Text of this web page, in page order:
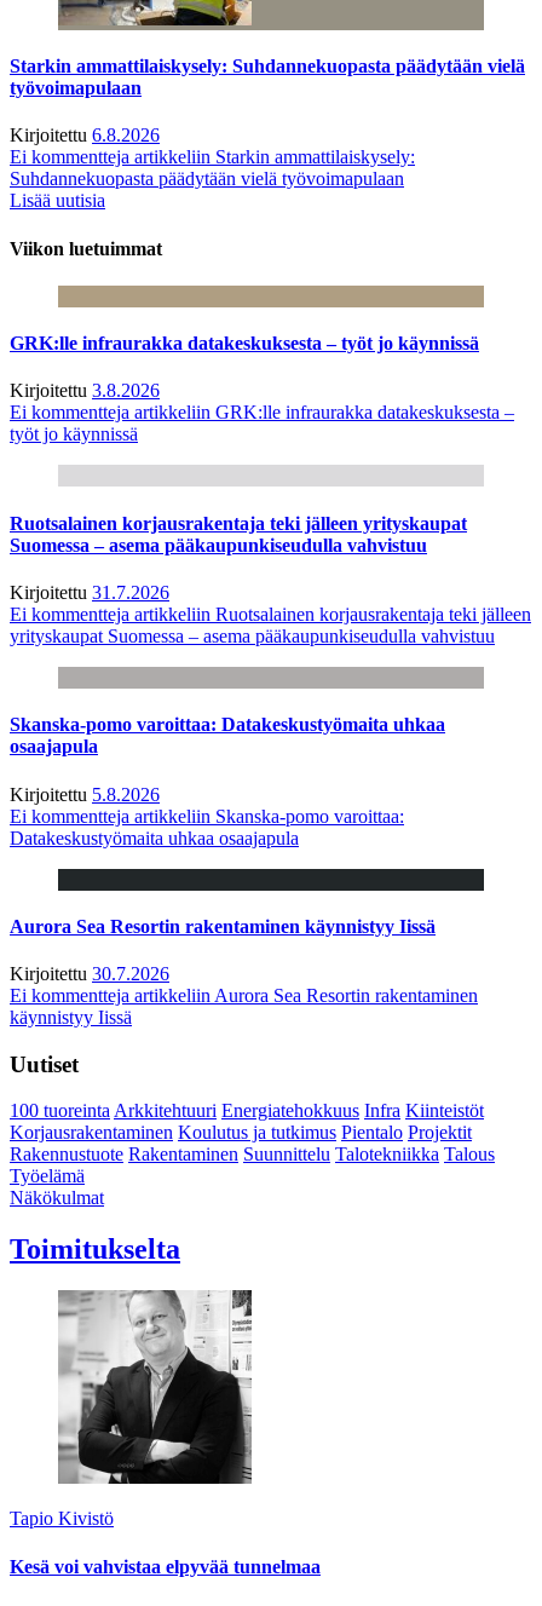
Starkin ammattilaiskysely: Suhdannekuopasta päädytään vielä
työvoimapulaan
Kirjoitettu 6.8.2026
Ei kommentteja artikkeliin Starkin ammattilaiskysely:
Suhdannekuopasta päädytään vielä työvoimapulaan
Lisää uutisia
Viikon luetuimmat
GRK:lle infraurakka datakeskuksesta – työt jo käynnissä
Kirjoitettu 3.8.2026
Ei kommentteja artikkeliin GRK:lle infraurakka datakeskuksesta –
työt jo käynnissä
Ruotsalainen korjausrakentaja teki jälleen yrityskaupat
Suomessa – asema pääkaupunkiseudulla vahvistuu
Kirjoitettu 31.7.2026
Ei kommentteja artikkeliin Ruotsalainen korjausrakentaja teki jälleen
yrityskaupat Suomessa – asema pääkaupunkiseudulla vahvistuu
Skanska-pomo varoittaa: Datakeskustyömaita uhkaa
osaajapula
Kirjoitettu 5.8.2026
Ei kommentteja artikkeliin Skanska-pomo varoittaa:
Datakeskustyömaita uhkaa osaajapula
Aurora Sea Resortin rakentaminen käynnistyy Iissä
Kirjoitettu 30.7.2026
Ei kommentteja artikkeliin Aurora Sea Resortin rakentaminen
käynnistyy Iissä
Uutiset
100 tuoreintaArkkitehtuuri Energiatehokkuus Infra Kiinteistöt
Korjausrakentaminen Koulutus ja tutkimus Pientalo Projektit
Rakennustuote Rakentaminen Suunnittelu Talotekniikka Talous
Työelämä
Näkökulmat
Toimitukselta
Tapio Kivistö
Kesä voi vahvistaa elpyvää tunnelmaa